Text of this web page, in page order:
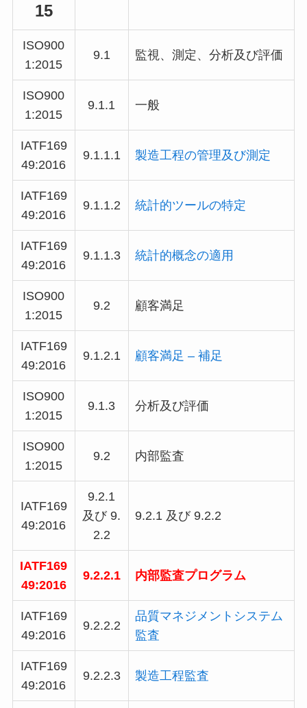
15
ISO900
1:2015
9.1 監視、測定、分析及び評価
ISO900
1:2015
9.1.1 一般
IATF169
49:2016
9.1.1.1 製造工程の管理及び測定
IATF169
49:2016
9.1.1.2 統計的ツールの特定
IATF169
49:2016
9.1.1.3 統計的概念の適用
ISO900
1:2015
9.2 顧客満足
IATF169
49:2016
9.1.2.1 顧客満足 – 補足
ISO900
1:2015
9.1.3 分析及び評価
ISO900
1:2015
9.2 内部監査
IATF169
49:2016
9.2.1
及び 9.
2.2
9.2.1 及び 9.2.2
IATF169
49:2016
9.2.2.1 内部監査プログラム
IATF169
49:2016
9.2.2.2
品質マネジメントシステム
監査
IATF169
49:2016
9.2.2.3 製造工程監査